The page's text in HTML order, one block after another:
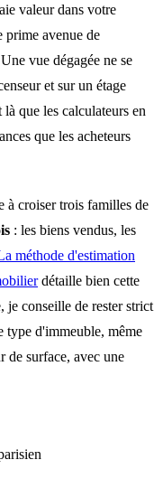
valeur dans votre
prime avenue de
vue dégagée ne se
et sur un étage
que les calculateurs en
que les acheteurs
à croiser trois familles de
: les biens vendus, les
méthode d'estimation
détaille bien cette
conseille de rester strict
type d'immeuble, même
de surface, avec une